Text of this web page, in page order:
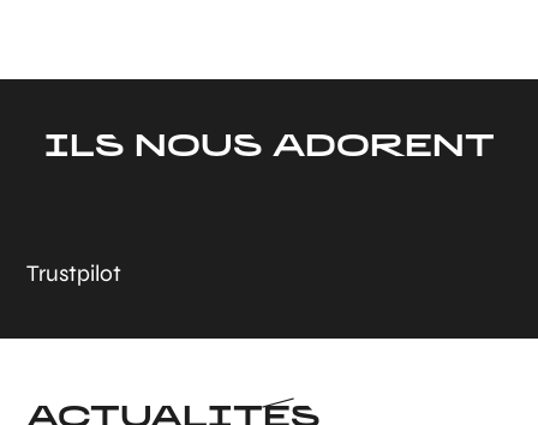
ILS NOUS ADORENT
Trustpilot
ACTUALITÉS